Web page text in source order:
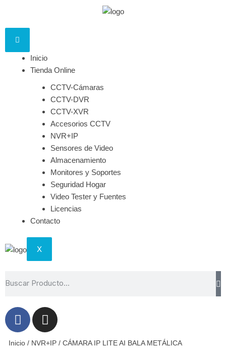
Inicio
Tienda Online
CCTV-Cámaras
CCTV-DVR
CCTV-XVR
Accesorios CCTV
NVR+IP
Sensores de Video
Almacenamiento
Monitores y Soportes
Seguridad Hogar
Video Tester y Fuentes
Licencias
Contacto
X
Inicio / NVR+IP / CÁMARA IP LITE AI BALA METÁLICA